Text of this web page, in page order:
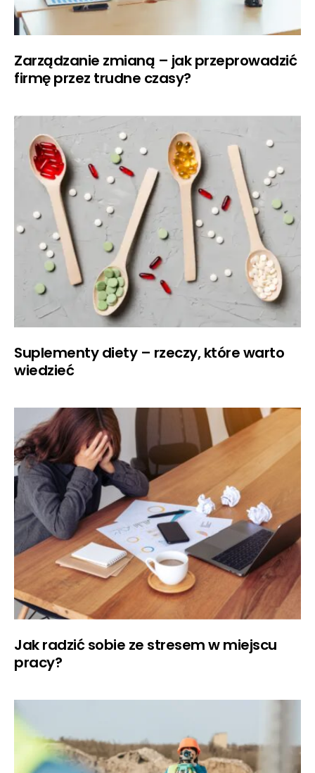
Zarządzanie zmianą – jak przeprowadzić
firmę przez trudne czasy?
Suplementy diety – rzeczy, które warto
wiedzieć
Jak radzić sobie ze stresem w miejscu
pracy?